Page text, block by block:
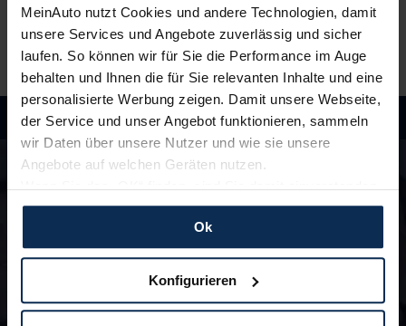
MeinAuto nutzt Cookies und andere Technologien, damit
unsere Services und Angebote zuverlässig und sicher
laufen. So können wir für Sie die Performance im Auge
behalten und Ihnen die für Sie relevanten Inhalte und eine
personalisierte Werbung zeigen. Damit unsere Webseite,
der Service und unser Angebot funktionieren, sammeln
wir Daten über unsere Nutzer und wie sie unsere
Angebote auf welchen Geräten nutzen.
Wenn Sie das „OK“ finden, sind Sie damit einverstanden
und erlauben uns Cookies für unseren Service zu
verwenden und diese Daten an Dritte weiterzugeben,
etwa an unsere Marketingpartner. Falls Sie dem nicht
zustimmen möchten, beschränken wir uns auf die
dann nicht auf Sie zuschneiden und Sie somit nicht
Ok
Konfigurieren
genießt du alle Vorteile von MeinAuto.de wie zum
Beispiel
freie Werkstattwahlund persönlichen
Ansprechpartner.
Hast du Fragen?
In unseren FAQ findest du Antworten rund um
die Themen Fahrzeuge, Finanzierung und
zu den FAQ